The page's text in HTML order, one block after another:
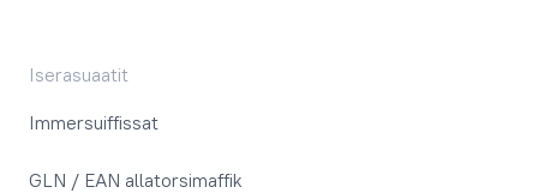
Iserasuaatit
Immersuiffissat
GLN / EAN allatorsimaffik